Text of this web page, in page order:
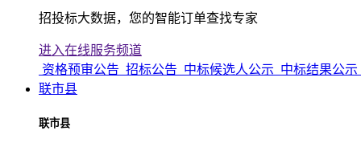
招投标大数据，您的智能订单查找专家
进入在线服务频道
资格预审公告 招标公告 中标候选人公示 中标结果公示
联市县
联市县